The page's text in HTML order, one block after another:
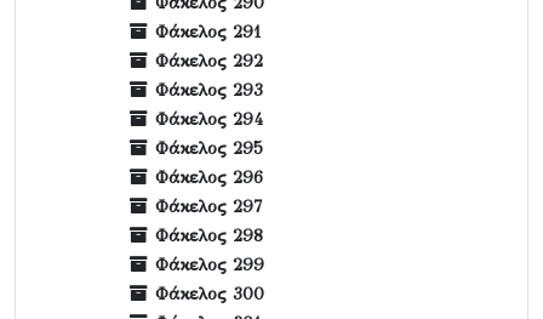
Φάκελος 291
Φάκελος 292
Φάκελος 293
Φάκελος 294
Φάκελος 295
Φάκελος 296
Φάκελος 297
Φάκελος 298
Φάκελος 299
Φάκελος 300